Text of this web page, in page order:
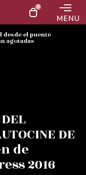
0
MENU
desde el puente
agotadas
DE
de
2016